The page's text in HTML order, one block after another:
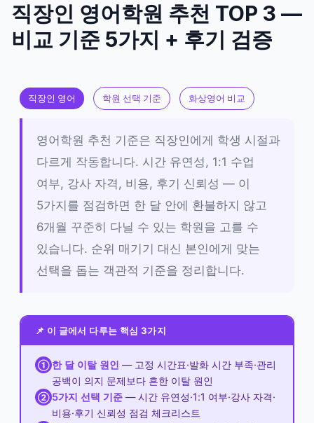
직장인 영어학원 추천 TOP 3 —
비교 기준 5가지 + 후기 검증
직장인 영어 학원 선택 기준 화상영어 비교
영어학원 추천 기준은 직장인에게 학생 시절과
다르게 작동합니다. 시간 유연성, 1:1 수업
여부, 강사 자격, 비용, 후기 신뢰성 — 이
5가지를 점검하면 한 달 안에 환불하지 않고
6개월 꾸준히 다닐 수 있는 학원을 고를 수
있습니다. 순위 매기기 대신 본인에게 맞는
선택을 돕는 객관적 기준을 정리합니다.
📌 이 글에서 다루는 핵심 3가지
① 한 달 이탈 원인 — 고정 시간표·발화 시간 부족·관리
공백이 의지 문제보다 흔한 이탈 원인
② 5가지 선택 기준 — 시간 유연성·1:1 여부·강사 자격·
비용·후기 신뢰성 점검 체크리스트